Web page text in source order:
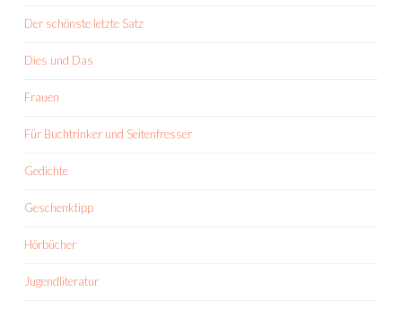
Der schönste letzte Satz
Dies und Das
Frauen
Für Buchtrinker und Seitenfresser
Gedichte
Geschenktipp
Hörbücher
Jugendliteratur